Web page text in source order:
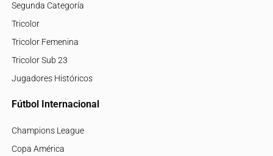
Segunda Categoría
Tricolor
Tricolor Femenina
Tricolor Sub 23
Jugadores Históricos
Fútbol Internacional
Champions League
Copa América